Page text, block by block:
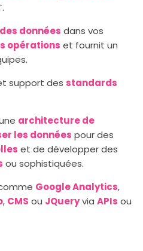
données dans vos
opérations et fournit un
support des standards
architecture de
les données pour des
et de développer des
ou sophistiquées.
Google Analytics,
, CMS ou JQueryvia APIs ou